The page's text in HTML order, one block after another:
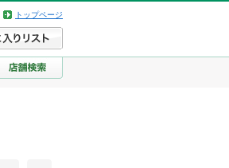
トップページ